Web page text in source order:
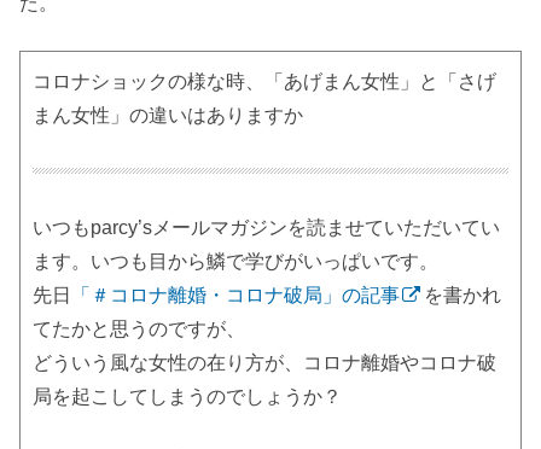
コロナショックの様な時、「あげまん女性」と「さげ
まん女性」の違いはありますか
いつもparcy’sメールマガジンを読ませていただいてい
ます。いつも目から鱗で学びがいっぱいです。
先日
「＃コロナ離婚・コロナ破局」の記事
を書かれ
てたかと思うのですが、
どういう風な女性の在り方が、コロナ離婚やコロナ破
局を起こしてしまうのでしょうか？